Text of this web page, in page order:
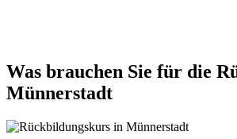
Was brauchen Sie für die
Münnerstadt